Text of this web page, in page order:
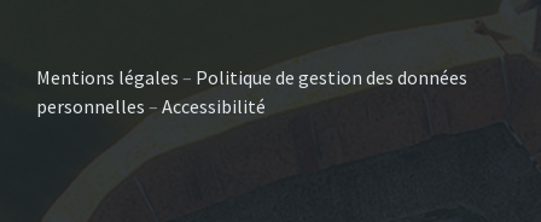
Mentions légales – Politique de gestion des données
personnelles – Accessibilité